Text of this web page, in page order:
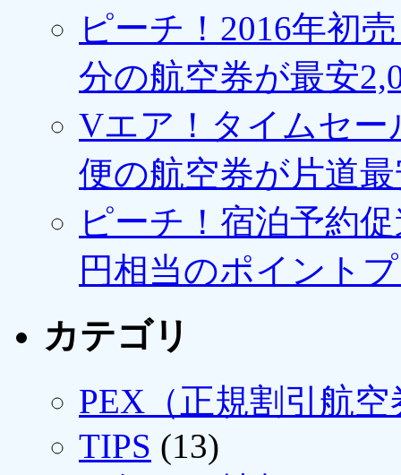
ピーチ！2016年初
分の航空券が最安
Vエア！タイムセー
便の航空券が片道最
ピーチ！宿泊予約
円相当のポイント
カテゴリ
PEX（正規割引航空
TIPS (13)